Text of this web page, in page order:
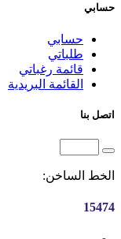
حسابي
حسابي
طلباتي
قائمة رغباتي
القائمة البريدية
اتصل بنا
الخط الساخن:
15474